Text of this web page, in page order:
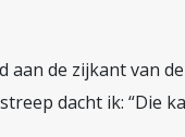
aan de zijkant van
dacht ik: “Die